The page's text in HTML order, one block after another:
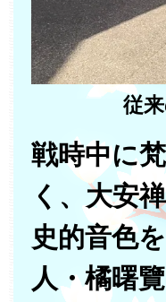
従
戦時中に
く、大安
史的音色
人・橘曙